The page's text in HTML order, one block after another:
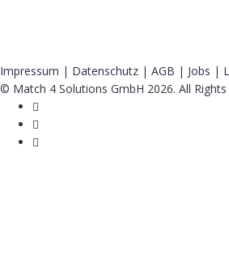
Impressum | Datenschutz | AGB | Jobs |
© Match 4 Solutions GmbH 2026. All Rights